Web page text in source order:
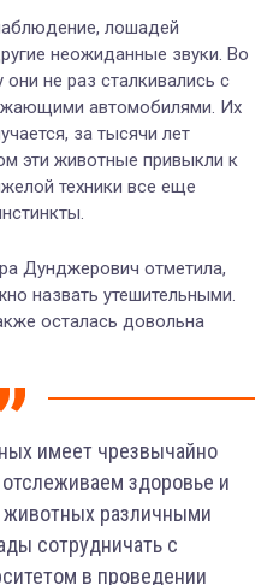
лошадей
неожиданные звуки. Во
не раз сталкивались с
автомобилями. Их
за тысячи лет
эти животные привыкли к
техники все еще
Дунджерович отметила,
назвать утешительными.
осталась довольна
имеет чрезвычайно
здоровье и
различными
сотрудничать с
в проведении